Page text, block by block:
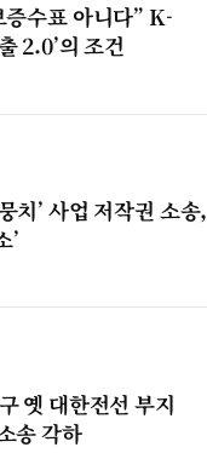
증수표 아니다” K-
2.0’의 조건
치’ 사업 저작권 소송,
’
옛 대한전선 부지
송 각하